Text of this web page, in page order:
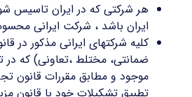
هر شرکتی که در ایران تاسیس
ایران باشد ، شرکت ایرانی
کلیه شرکتهای ایرانی مذکور در
ضمانتی، مختلط ،تعاونی) که در
موجود و مطابق مقررات قانون
تطبیق تشکیلات خود با قانون